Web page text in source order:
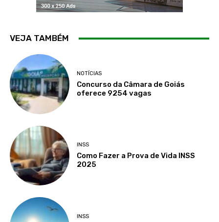
VEJA TAMBÉM
NOTÍCIAS
Concurso da Câmara de Goiás
oferece 9254 vagas
INSS
Como Fazer a Prova de Vida INSS
2025
INSS